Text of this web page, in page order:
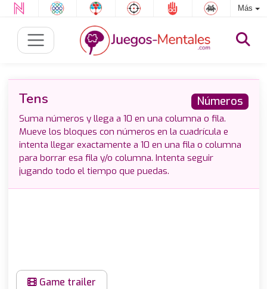
Más
Números
Tens
Suma números y llega a 10 en una columna o fila.
Mueve los bloques con números en la cuadrícula e
intenta llegar exactamente a 10 en una fila o columna
para borrar esa fila y/o columna. Intenta seguir
jugando todo el tiempo que puedas.
Game trailer